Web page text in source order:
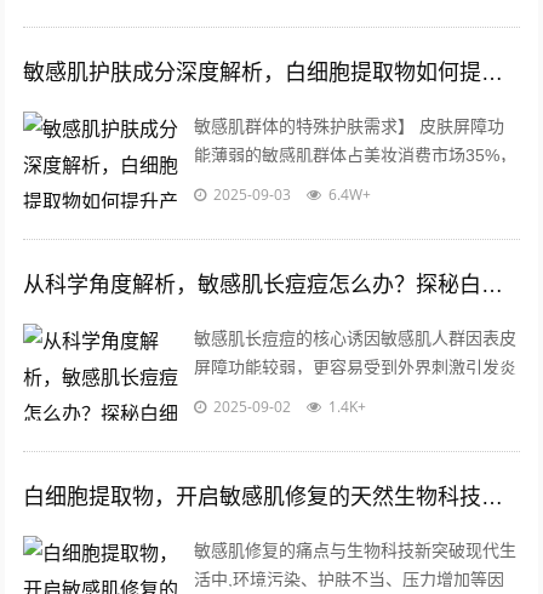
敏感肌护肤成分深度解析，白细胞提取物如何提升产品温和性与修复力
敏感肌群体的特殊护肤需求】 皮肤屏障功
能薄弱的敏感肌群体占美妆消费市场35%，
这类人群对化妆品原料的选择尤为谨慎，现
2025-09-03 6.4W+
从科学角度解析，敏感肌长痘痘怎么办？探秘白细胞提取物的祛痘奥秘
敏感肌长痘痘的核心诱因敏感肌人群因表皮
屏障功能较弱，更容易受到外界刺激引发炎
症反应，当皮脂腺分泌失衡时，毛囊角质细
2025-09-02 1.4K+
白细胞提取物，开启敏感肌修复的天然生物科技密码
敏感肌修复的痛点与生物科技新突破现代生
活中,环境污染、护肤不当、压力增加等因